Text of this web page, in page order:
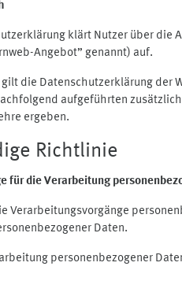
klärt Nutzer über die
Angebot” genannt) auf.
die Datenschutzerklärung der
aufgeführten
ergeben.
Richtlinie
für die Verarbeitung
Verarbeitungsvorgänge
Daten.
personenbezogener